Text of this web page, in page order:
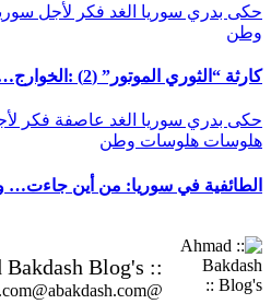
حكى بدري سوريا الغد فكر لأجل
وطن
كارثة “الثوري الموتور” (2) :الخوارج…
حكى بدري سوريا الغد عاصفة فكر
هلوسات هلوسات وطن
الطائفية في سوريا: من أين جاءت…
:: Ahmad Bakdash Blog's ::
@abakdash.com@abakdash.com